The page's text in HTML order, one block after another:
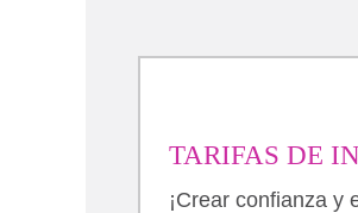
TARIFAS DE
¡Crear confianza y